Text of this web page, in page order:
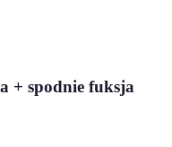
+ spodnie fuksja